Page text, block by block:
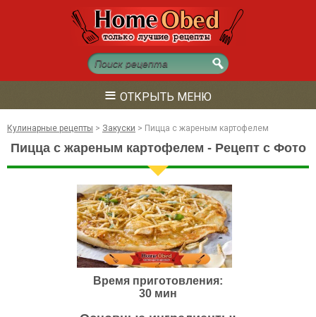
≡ ОТКРЫТЬ МЕНЮ
Кулинарные рецепты > Закуски > Пицца с жареным картофелем
Пицца с жареным картофелем - Рецепт с Фото
Время приготовления:
30 мин